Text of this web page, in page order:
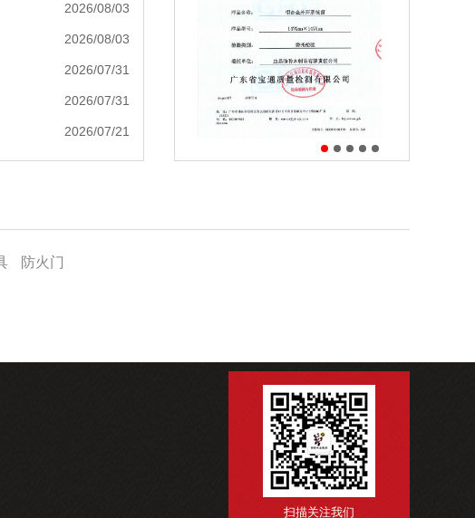
2026/08/03
2026/08/03
2026/07/31
2026/07/31
2026/07/21
防火门
扫描关注我们